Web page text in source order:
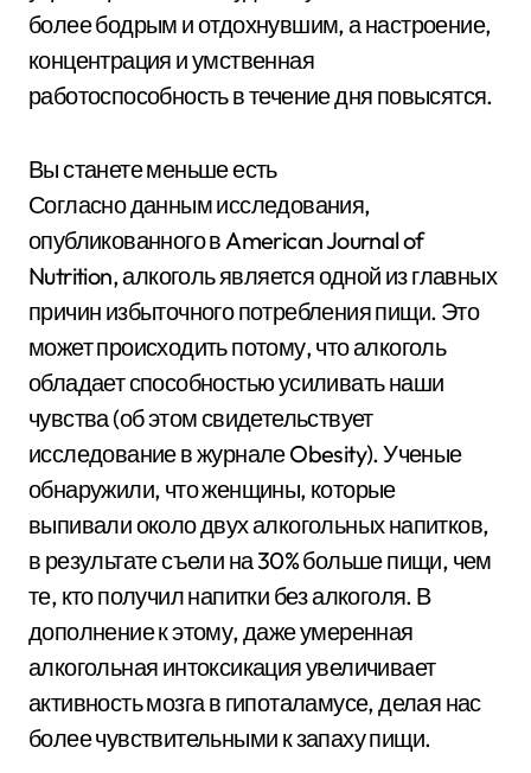
более бодрым и отдохнувшим, а настроение,
концентрация и умственная
работоспособность в течение дня повысятся.
Вы станете меньше есть
Согласно данным исследования,
опубликованного в American Journal of
Nutrition, алкоголь является одной из главных
причин избыточного потребления пищи. Это
может происходить потому, что алкоголь
обладает способностью усиливать наши
чувства (об этом свидетельствует
исследование в журнале Obesity). Ученые
обнаружили, что женщины, которые
выпивали около двух алкогольных напитков,
в результате съели на 30% больше пищи, чем
те, кто получил напитки без алкоголя. В
дополнение к этому, даже умеренная
алкогольная интоксикация увеличивает
активность мозга в гипоталамусе, делая нас
более чувствительными к запаху пищи.